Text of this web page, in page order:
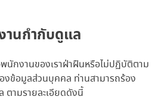
านกำกับดูแล
นักงานของเราฝ่าฝืนหรือไม่ปฏิบัติตาม
ข้อมูลส่วนบุคคล ท่านสามารถร้อง
ตามรายละเอียดดังนี้